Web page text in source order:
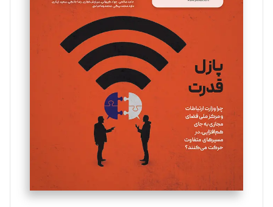
مینا پاکدل
یسنا امان‌پور
تحریریه
ملینا جعفری
تحریریه
مصطفی مسجدی آرانی
تحریریه